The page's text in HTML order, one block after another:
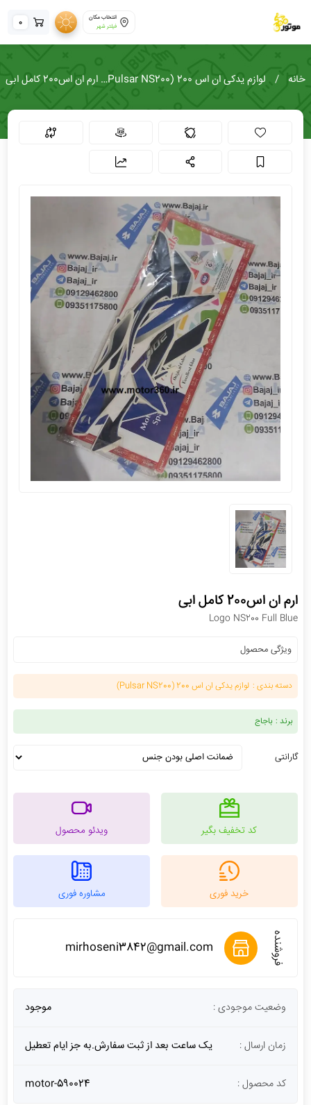
انتخاب مکان
فیلتر شهر
0
خانه لوازم یدکی ان اس 200 (Pulsar NS200) ارم ان اس200 کامل ابی
ارم ان اس200 کامل ابی
Logo NS200 Full Blue
ویژگی محصول
دسته بندی : لوازم یدکی ان اس 200 (Pulsar NS200)
برند : باجاج
گارانتی
کد تخفیف بگیر ویدئو محصول
خرید فوری مشاوره فوری
فروشنده mirhoseni3842@gmail.com
وضعیت موجودی : موجود
زمان ارسال : یک ساعت بعد از ثبت سفارش.به جز ایام تعطیل
کد محصول : motor-590024